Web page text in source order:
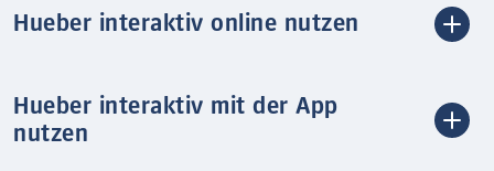
Hueber interaktiv online nutzen
Hueber interaktiv mit der App
nutzen